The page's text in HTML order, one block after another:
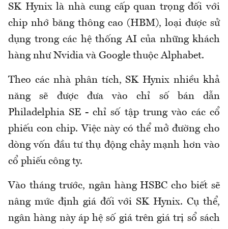
SK Hynix là nhà cung cấp quan trọng đối với
chip nhớ băng thông cao (HBM), loại được sử
dụng trong các hệ thống AI của những khách
hàng như Nvidia và Google thuộc Alphabet.
Theo các nhà phân tích, SK Hynix nhiều khả
năng sẽ được đưa vào chỉ số bán dẫn
Philadelphia SE - chỉ số tập trung vào các cổ
phiếu con chip. Việc này có thể mở đường cho
dòng vốn đầu tư thụ động chảy mạnh hơn vào
cổ phiếu công ty.
Vào tháng trước, ngân hàng HSBC cho biết sẽ
nâng mức định giá đối với SK Hynix. Cụ thể,
ngân hàng này áp hệ số giá trên giá trị sổ sách